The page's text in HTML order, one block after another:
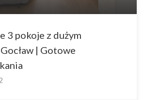
3 pokoje z dużym
| Gotowe